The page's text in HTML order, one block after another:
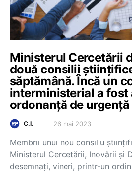
Ministerul Cercetării
două consilii
săptămână. Încă un
interministerial a fost
ordonanță de urgență
C.I. 26 mai 2023
Membrii unui nou consiliu
Ministerul Cercetării, Inovării și
desemnați, vineri, printr-un